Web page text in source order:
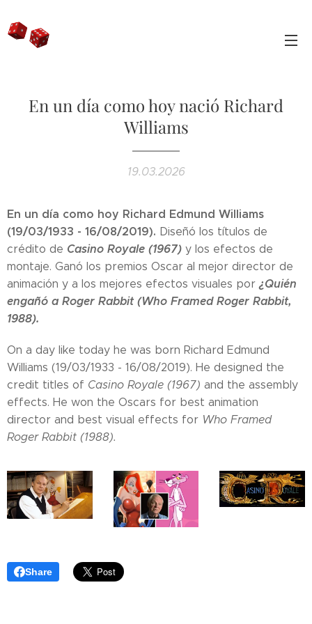
En un día como hoy nació Richard
Williams
19.03.2026
En un día como hoy Richard Edmund Williams
(19/03/1933 - 16/08/2019). Diseñó los títulos de
crédito de Casino Royale (1967) y los efectos de
montaje. Ganó los premios Oscar al mejor director de
animación y a los mejores efectos visuales por ¿Quién
engañó a Roger Rabbit (Who Framed Roger Rabbit,
1988).
On a day like today he was born Richard Edmund
Williams (19/03/1933 - 16/08/2019). He designed the
credit titles of Casino Royale (1967) and the assembly
effects. He won the Oscars for best animation
director and best visual effects for Who Framed
Roger Rabbit (1988).
Share